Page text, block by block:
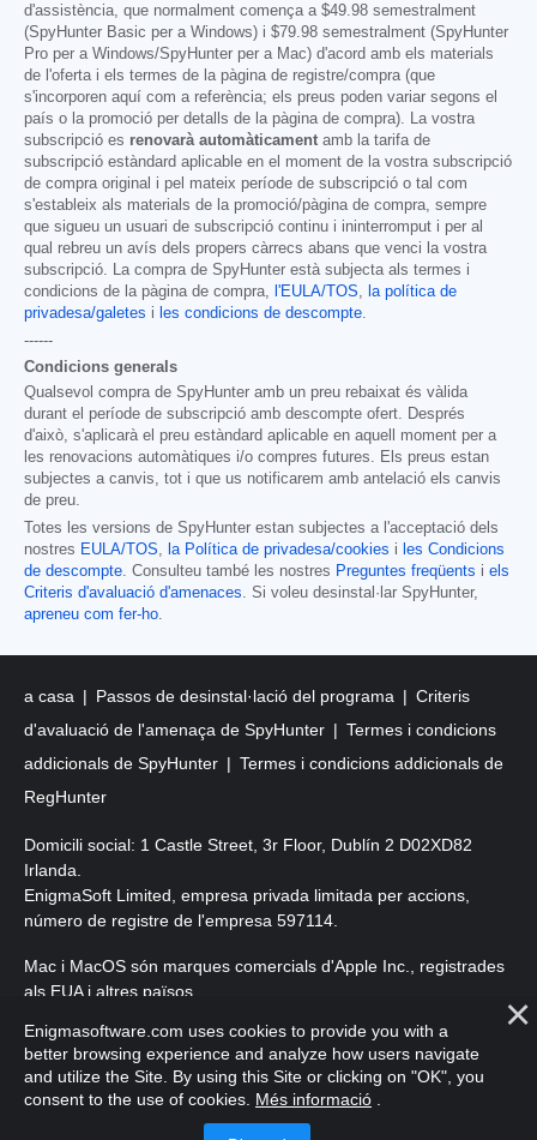
d'assistència, que normalment comença a $49.98 semestralment
(SpyHunter Basic per a Windows) i $79.98 semestralment (SpyHunter
Pro per a Windows/SpyHunter per a Mac) d'acord amb els materials
de l'oferta i els termes de la pàgina de registre/compra (que
s'incorporen aquí com a referència; els preus poden variar segons el
país o la promoció per detalls de la pàgina de compra). La vostra
subscripció es renovarà automàticament amb la tarifa de
subscripció estàndard aplicable en el moment de la vostra subscripció
de compra original i pel mateix període de subscripció o tal com
s'estableix als materials de la promoció/pàgina de compra, sempre
que sigueu un usuari de subscripció continu i ininterromput i per al
qual rebreu un avís dels propers càrrecs abans que venci la vostra
subscripció. La compra de SpyHunter està subjecta als termes i
condicions de la pàgina de compra,
l'EULA/TOS
la política de
privadesa/galetes i les condicions de descompte
------
Condicions generals
Qualsevol compra de SpyHunter amb un preu rebaixat és vàlida
durant el període de subscripció amb descompte ofert. Després
d'això, s'aplicarà el preu estàndard aplicable en aquell moment per a
les renovacions automàtiques i/o compres futures. Els preus estan
subjectes a canvis, tot i que us notificarem amb antelació els canvis
de preu.
Totes les versions de SpyHunter estan subjectes a l'acceptació dels
nostres EULA/TOS la Política de privadesa/cookies i les Condicions
de descompte . Consulteu també les nostres Preguntes freqüents i els
Criteris d'avaluació d'amenaces . Si voleu desinstal·lar SpyHunter,
apreneu com fer-ho
a casa Passos de desinstal·lació del programa
Criteris
d'avaluació de l'amenaça de SpyHunter
Termes i condicions
addicionals de SpyHunter
Termes i condicions addicionals de
RegHunter
Domicili social: 1 Castle Street, 3r Floor, Dublín 2 D02XD82
Irlanda.
EnigmaSoft Limited, empresa privada limitada per accions,
número de registre de l'empresa 597114.
Mac i MacOS són marques comercials d'Apple Inc., registrades
als EUA i altres països.
Copyright 2016-2026 . EnigmaSoft Ltd. Tots els drets reservats.
Enigmasoftware.com uses cookies to provide you with a
better browsing experience and analyze how users navigate
and utilize the Site. By using this Site or clicking on "OK", you
consent to the use of cookies. Més informació